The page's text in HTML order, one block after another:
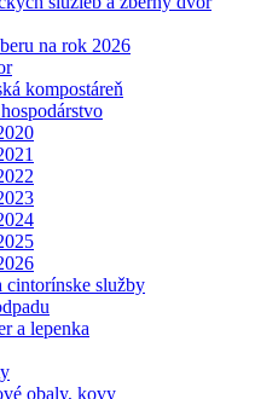
na rok 2026
kompostáreň
cintorínske služby
a lepenka
obaly, kovy